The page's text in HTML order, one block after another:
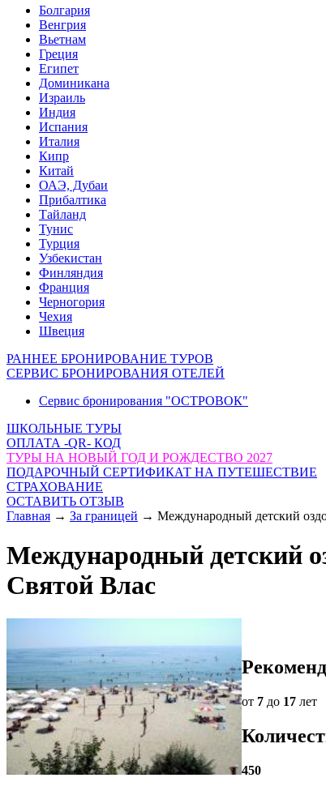
Болгария
Венгрия
Вьетнам
Греция
Египет
Доминикана
Израиль
Индия
Испания
Италия
Кипр
Китай
ОАЭ, Дубаи
Прибалтика
Тайланд
Тунис
Турция
Узбекистан
Финляндия
Франция
Черногория
Чехия
Швеция
РАННЕЕ БРОНИРОВАНИЕ ТУРОВ
СЕРВИС БРОНИРОВАНИЯ ОТЕЛЕЙ
Сервис бронирования "ОСТРОВОК"
ШКОЛЬНЫЕ ТУРЫ
ОПЛАТА -QR- КОД
ТУРЫ НА НОВЫЙ ГОД И РОЖДЕСТВО 2027
ПОДАРОЧНЫЙ СЕРТИФИКАТ НА ПУТЕШЕСТВИЕ
СТРАХОВАНИЕ
ОСТАВИТЬ ОТЗЫВ
Главная → За границей → Международный детский
Международный детский
Святой Влас
от 7 до 17 лет
450